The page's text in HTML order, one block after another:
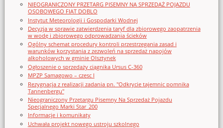
NIEOGRANICZONY PRZETARG PISEMNY NA SPRZEDAŻ POJAZDU
OSOBOWEGO FIAT DOBLO
Instytut Meteorologii i Gospodarki Wodnej
Decyzja w sprawie zatwierdzenia taryf dla zbiorowego zaopatrzenia
w wodę i zbiorowego odprowadzania ścieków
Ogólny schemat procedury kontroli przestrzegania zasad i
warunków korzystania z zezwoleń na sprzedaż napojów
alkoholowych w gminie Olsztynek
Ogłoszenie o sprzedaży ciągnika Ursus C-360
MPZP Samagowo – czesc I
Rezygnacja z realizacji zadania pn. "Odkrycie tajemnic pomnika
Tannenbergu"
Nieograniczony Przetargu Pisemny Na Sprzedaż Pojazdu
Specjalnego Marki Star_200
Informacje i komunikaty
Uchwała projekt nowego ustroju szkolnego